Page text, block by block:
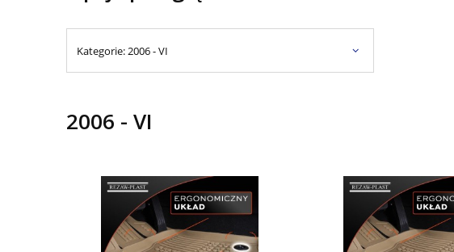
Kategorie: 2006 - VI
2006 - VI